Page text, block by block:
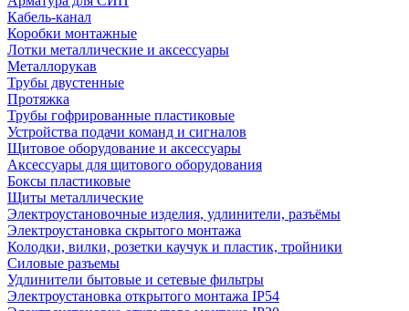
Кабель-канал
Коробки монтажные
Лотки металлические и аксессуары
Металлорукав
Трубы двустенные
Протяжка
Трубы гофрированные пластиковые
Устройства подачи команд и сигналов
Щитовое оборудование и аксессуары
Аксессуары для щитового оборудования
Боксы пластиковые
Щиты металлические
Электроустановочные изделия, удлинители, разъёмы
Электроустановка скрытого монтажа
Колодки, вилки, розетки каучук и пластик, тройники
Силовые разъемы
Удлинители бытовые и сетевые фильтры
Электроустановка открытого монтажа IP54